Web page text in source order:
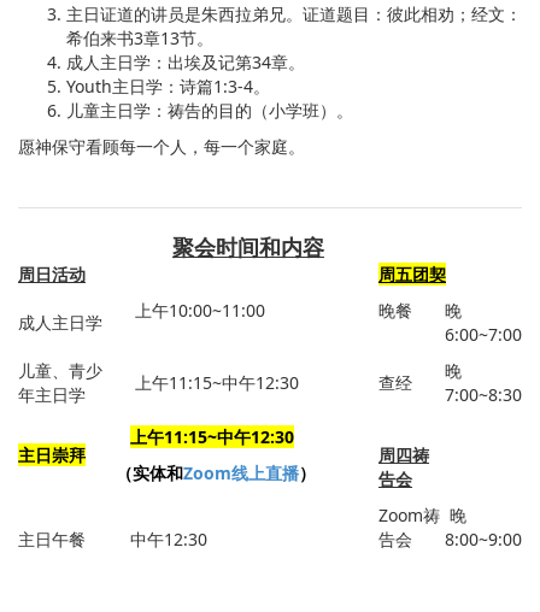
主日证道的讲员是朱西拉弟兄。证道题目：彼此相劝；经文：
希伯来书3章13节。
成人主日学：出埃及记第34章。
Youth主日学：诗篇1:3-4。
儿童主日学：祷告的目的（小学班）。
愿神保守看顾每一个人，每一个家庭。
聚会时间和内容
周日活动 周五团契
成人主日学
上午10:00~11:00 晚餐
晚
6:00~7:00
儿童、青少
年主日学
上午11:15~中午12:30 查经
晚
7:00~8:30
主日崇拜
上午11:15~中午12:30
（实体和Zoom线上直播）
周四祷
告会
主日午餐 中午12:30
Zoom祷
告会
晚
8:00~9:00